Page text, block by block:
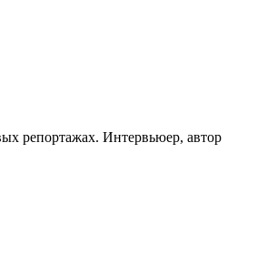
репортажах. Интервьюер, автор